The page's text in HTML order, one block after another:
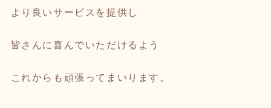
より良いサービスを提供し
皆さんに喜んでいただけるよう
これからも頑張ってまいります。